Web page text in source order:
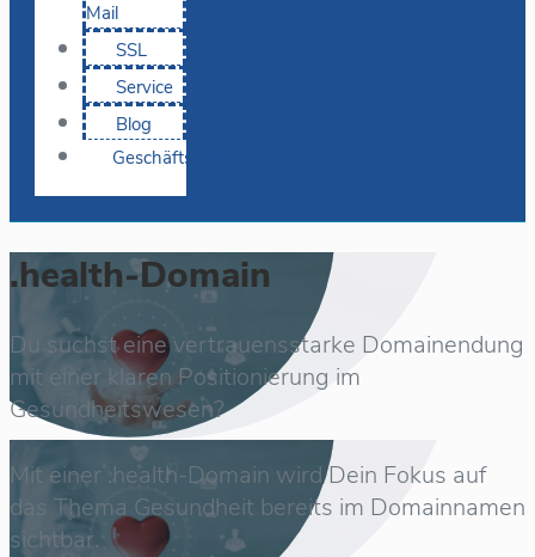
Mail
SSL
Service
Blog
Geschäftskunden
.health-Domain
Du suchst eine vertrauensstarke Domainendung
mit einer klaren Positionierung im
Gesundheitswesen?
Mit einer .health-Domain wird Dein Fokus auf
das Thema Gesundheit bereits im Domainnamen
sichtbar.